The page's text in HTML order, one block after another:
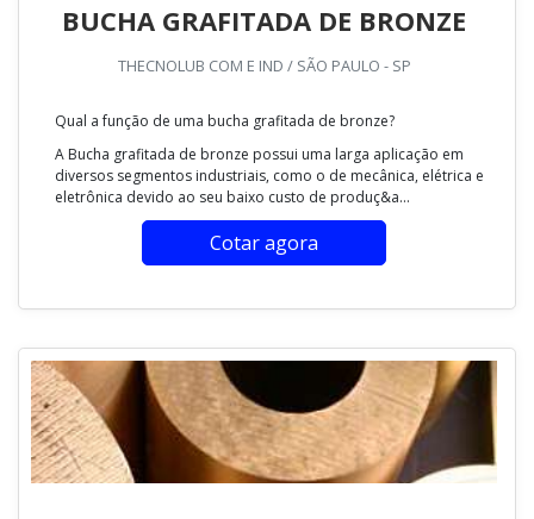
BUCHA GRAFITADA DE BRONZE
THECNOLUB COM E IND / SÃO PAULO - SP
Qual a função de uma bucha grafitada de bronze?
A Bucha grafitada de bronze possui uma larga aplicação em
diversos segmentos industriais, como o de mecânica, elétrica e
eletrônica devido ao seu baixo custo de produç&a...
Cotar agora